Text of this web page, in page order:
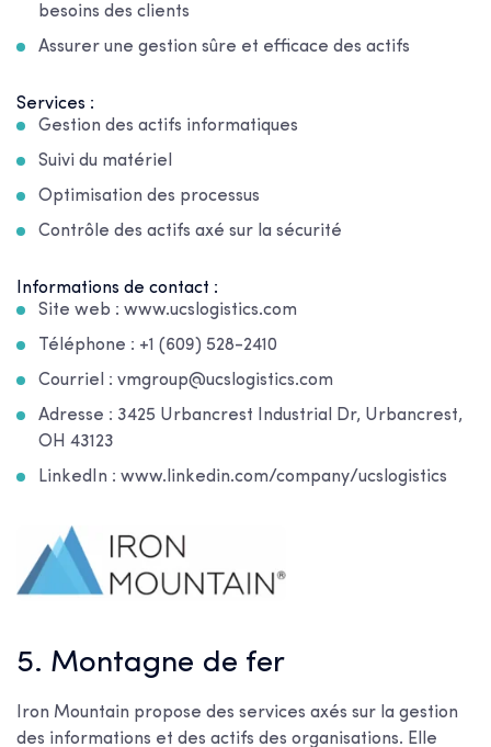
besoins des clients
Assurer une gestion sûre et efficace des actifs
Services :
Gestion des actifs informatiques
Suivi du matériel
Optimisation des processus
Contrôle des actifs axé sur la sécurité
Informations de contact :
Site web : www.ucslogistics.com
Téléphone : +1 (609) 528-2410
Courriel : vmgroup@ucslogistics.com
Adresse : 3425 Urbancrest Industrial Dr, Urbancrest,
OH 43123
LinkedIn : www.linkedin.com/company/ucslogistics
5. Montagne de fer
Iron Mountain propose des services axés sur la gestion
des informations et des actifs des organisations. Elle